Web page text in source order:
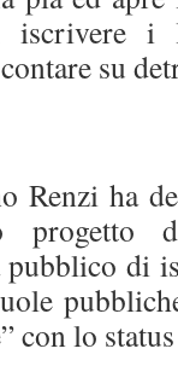
iscrivere
su
Renzi ha
progetto
pubblico di
con lo